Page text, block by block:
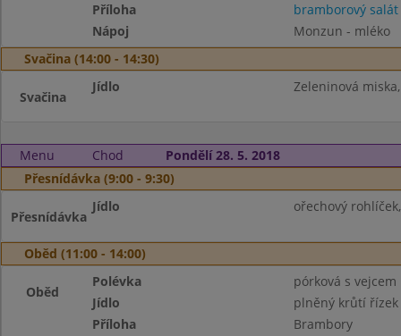
Příloha
bramborový salát
Nápoj
Monzun - mléko
Svačina (14:00 - 14:30)
Svačina
Jídlo Zeleninová
Menu Chod
Pondělí 28. 5. 2018
Přesnídávka (9:00 - 9:30)
Přesnídávka
Jídlo ořechový
Oběd (11:00 - 14:00)
Oběd
Polévka
pórková s vejcem
Jídlo
plněný krůtí řízek
Příloha
Brambory